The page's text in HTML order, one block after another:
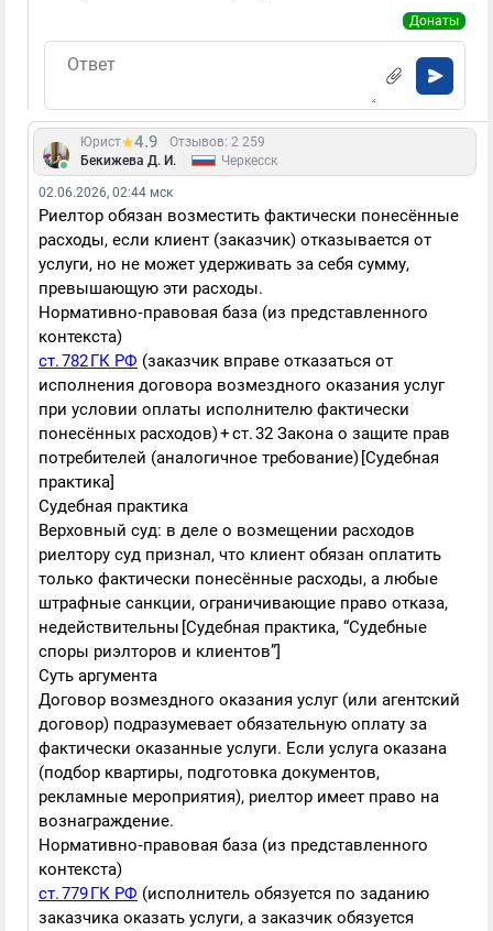
Донаты
Юрист 4.9
Отзывов: 2 259
Бекижева Д. И.
Черкесск
02.06.2026, 02:44 мск
Риелтор обязан возместить фактически понесённые
расходы, если клиент (заказчик) отказывается от
услуги, но не может удерживать за себя сумму,
превышающую эти расходы.
Нормативно‑правовая база (из представленного
контекста)
ст. 782 ГК РФ (заказчик вправе отказаться от
исполнения договора возмездного оказания услуг
при условии оплаты исполнителю фактически
понесённых расходов) + ст. 32 Закона о защите прав
потребителей (аналогичное требование) [Судебная
практика]
Судебная практика
Верховный суд: в деле о возмещении расходов
риелтору суд признал, что клиент обязан оплатить
только фактически понесённые расходы, а любые
штрафные санкции, ограничивающие право отказа,
недействительны [Судебная практика, “Судебные
споры риэлторов и клиентов”]
Суть аргумента
Договор возмездного оказания услуг (или агентский
договор) подразумевает обязательную оплату за
фактически оказанные услуги. Если услуга оказана
(подбор квартиры, подготовка документов,
рекламные мероприятия), риелтор имеет право на
вознаграждение.
Нормативно‑правовая база (из представленного
контекста)
ст. 779 ГК РФ (исполнитель обязуется по заданию
заказчика оказать услуги, а заказчик обязуется